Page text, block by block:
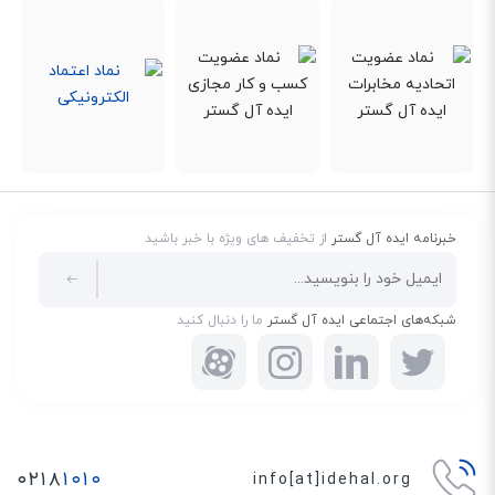
خبرنامه ایده آل گستراز تخفیف های ویژه با خبر باشید
شبکه‌های اجتماعی ایده آل گسترما را دنبال کنید
info[at]idehal.org ۰۲۱۸۱۰۱۰